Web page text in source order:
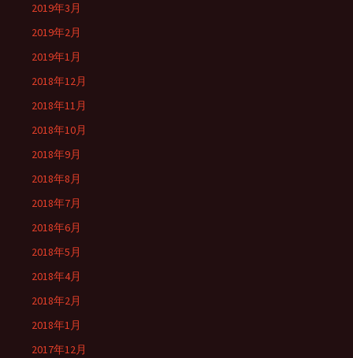
2019年3月
2019年2月
2019年1月
2018年12月
2018年11月
2018年10月
2018年9月
2018年8月
2018年7月
2018年6月
2018年5月
2018年4月
2018年2月
2018年1月
2017年12月